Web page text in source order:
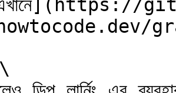
এখানে](https://